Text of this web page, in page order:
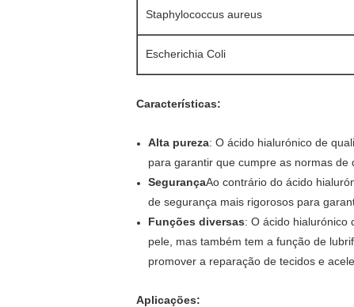
Staphylococcus aureus
Escherichia Coli
Características:
Alta pureza: O ácido hialurónico de
para garantir que cumpre as normas de
SegurançaAo contrário do ácido
de segurança mais rigorosos para
Funções diversas: O ácido hialurónico
pele, mas também tem a função de
promover a reparação de tecidos e
Aplicações: